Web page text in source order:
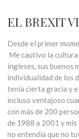
EL BREXIT
Desde el primer
Me cautivo la cultura
ingleses, sus buenos
individualidad de los
tenía cierta gracia y
incluso ventajoso
con más de 200
de 1988 a 2001 y
no entendía que no